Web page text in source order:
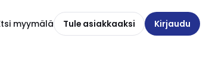
myymälä Tule asiakkaaksi Kirjaudu